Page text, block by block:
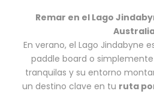
Remar en el Lago
En verano, el Lago Jindabyne
paddle board o simplemente
tranquilas y su entorno
un destino clave en tu ruta